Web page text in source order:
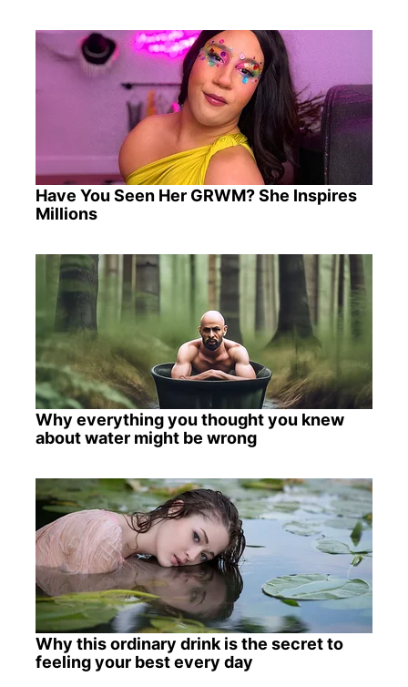
Have You Seen Her GRWM? She Inspires
Millions
Why everything you thought you knew
about water might be wrong
Why this ordinary drink is the secret to
feeling your best every day